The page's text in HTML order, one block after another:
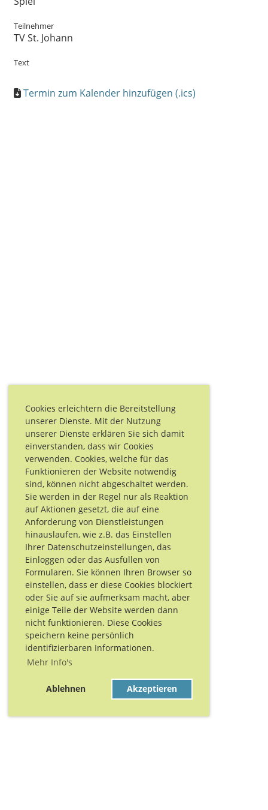
Cookies erleichtern die Bereitstellung
unserer Dienste. Mit der Nutzung
unserer Dienste erklären Sie sich damit
einverstanden, dass wir Cookies
verwenden. Cookies, welche für das
Funktionieren der Website notwendig
sind, können nicht abgeschaltet werden.
Sie werden in der Regel nur als Reaktion
auf Aktionen gesetzt, die auf eine
Anforderung von Dienstleistungen
hinauslaufen, wie z.B. das Einstellen
Ihrer Datenschutzeinstellungen, das
Einloggen oder das Ausfüllen von
Formularen. Sie können Ihren Browser so
einstellen, dass er diese Cookies blockiert
oder Sie auf sie aufmerksam macht, aber
einige Teile der Website werden dann
nicht funktionieren. Diese Cookies
speichern keine persönlich
identifizierbaren Informationen.
Mehr Info's
Ablehnen Akzeptieren
Teilnehmer
TV St. Johann
Text
Termin zum Kalender hinzufügen (.ics)